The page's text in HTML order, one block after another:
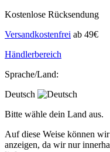
Kostenlose Rücksendung
Versandkostenfrei ab 49€
Händlerbereich
Sprache/Land:
Deutsch
Bitte wähle dein Land aus.
Auf diese Weise können
anzeigen, da wir nur